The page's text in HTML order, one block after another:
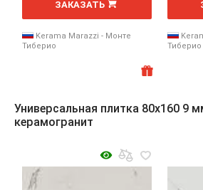
ЗАКАЗАТЬ
Kerama Marazzi - Монте
Тиберио
Тиберио
Универсальная плитка 80x160 9
керамогранит